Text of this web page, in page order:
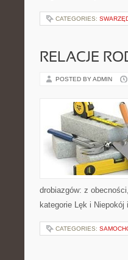
CATEGORIES:
RELACJE
POSTED BY ADMIN
drobiazgów: z
kategorie Lęk i
CATEGORIES: